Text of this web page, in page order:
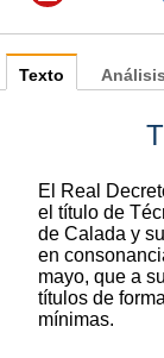
Texto
El Real
el título de
de Calada y
en
mayo, que a
títulos de
mínimas.
Análisis